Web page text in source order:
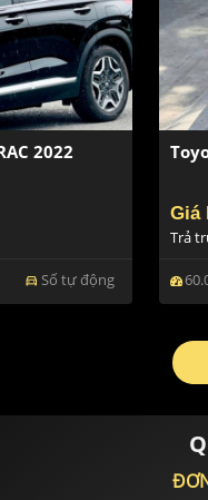
2022
directions_car Số tự động
Giá
Trả